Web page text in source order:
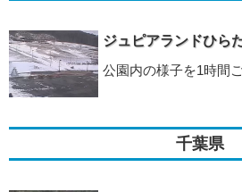
ジュピアランドひ
公園内の様子を1時間
千葉県